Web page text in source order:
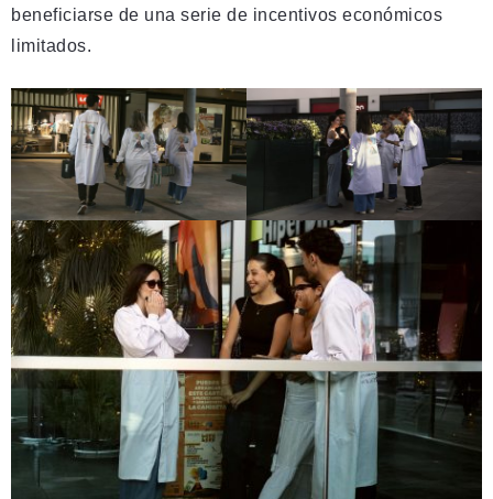
beneficiarse de una serie de incentivos económicos
limitados.